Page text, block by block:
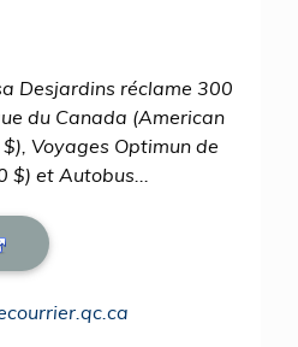
Desjardins réclame 300
du Canada (American
Voyages Optimun de
$) et Autobus...